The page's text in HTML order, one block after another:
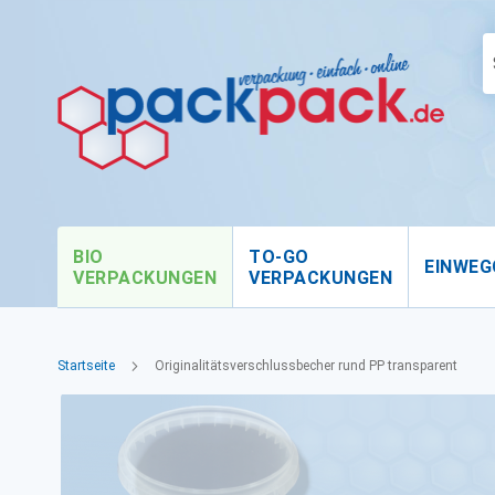
BIO
VERPACKUNGEN
TO-GO
VERPACKUNGEN
Startseite Originalitätsverschlussbecher rund PP transparent